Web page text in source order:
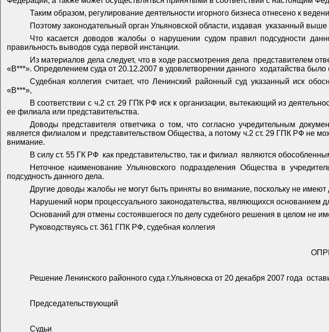
Таким образом, регулирование деятельности игорного бизнеса отнесено к
Поэтому законодательный орган Ульяновской области, издавая указанный выше
Что касается доводов жалобы о нарушении судом правил подсудности
правильность выводов суда первой инстанции.
Из материалов дела следует, что в ходе рассмотрения дела
представителем
«В***». Определением суда от 20.12.2007 в удовлетворении данного ходатайства было
Судебная коллегия считает, что Ленинский районный суд указанный иск
«В***»,
В соответствии с ч.2 ст. 29 ГПК РФ иск к организации, вытекающий из
ее филиала или представительства.
Доводы представителя ответчика о том, что согласно учредительным
является филиалом и представительством Общества, а потому ч.2 ст. 29 ГПК РФ не
внимание.
В силу ст. 55 ГК РФ как представительство, так и филиал являются
Неточное наименование Ульяновского подразделения Общества в
подсудность данного дела.
Другие доводы жалобы не могут быть приняты во внимание, поскольку не имеют
Нарушений норм процессуального законодательства, являющихся основанием
Оснований для отмены состоявшегося по делу судебного решения в целом не
Руководствуясь ст. 361 ГПК РФ, судебная коллегия
Решение Ленинского районного суда г.Ульяновска от 20 декабря 2007 года
Председательствующий
Судьи